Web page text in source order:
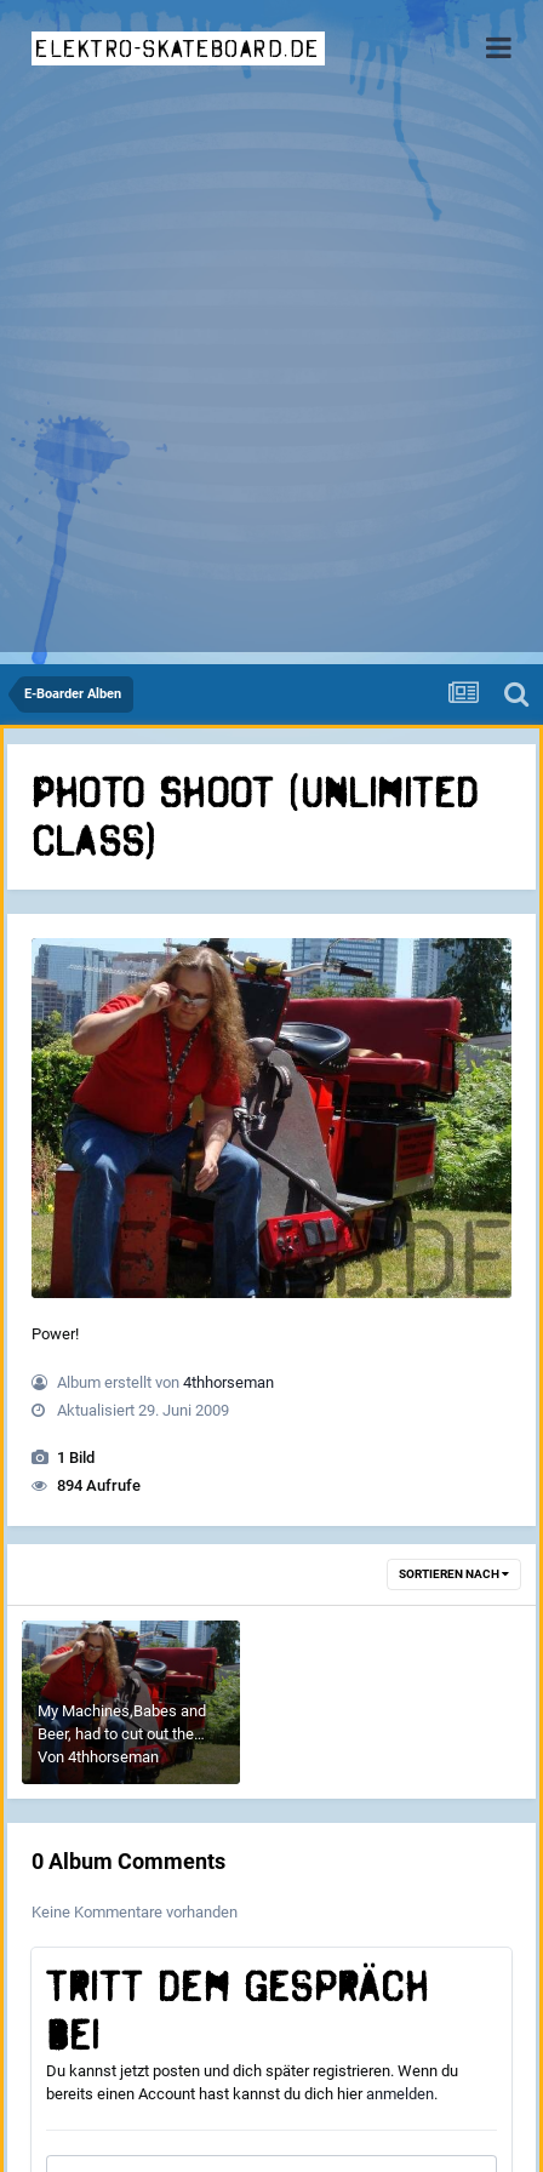
elektro-skateboard.de
E-Boarder Alben
Photo Shoot (Unlimited
Class)
Power!
Album erstellt von4thhorseman
Aktualisiert29. Juni 2009
1 Bild
894 Aufrufe
SORTIEREN NACH
My Machines,Babes and
Beer, had to cut out the
Bikini Babes out to load the
pic,oops!
Von 4thhorseman
0 Album Comments
Keine Kommentare vorhanden
Tritt dem Gespräch
bei
Du kannst jetzt posten und dich später registrieren. Wenn du
bereits einen Account hast kannst du dich hieranmelden.